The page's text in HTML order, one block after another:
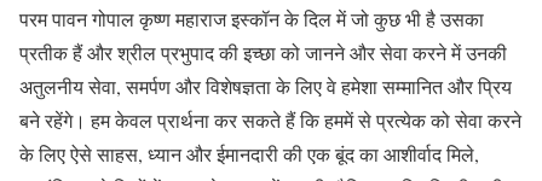
परम पावन गोपाल कृष्ण महाराज इस्कॉन के दिल में जो कुछ भी है उसका
प्रतीक हैं और श्रील प्रभुपाद की इच्छा को जानने और सेवा करने में उनकी
अतुलनीय सेवा, समर्पण और विशेषज्ञता के लिए वे हमेशा सम्मानित और प्रिय
बने रहेंगे। हम केवल प्रार्थना कर सकते हैं कि हममें से प्रत्येक को सेवा करने
के लिए ऐसे साहस, ध्यान और ईमानदारी की एक बूंद का आशीर्वाद मिले,